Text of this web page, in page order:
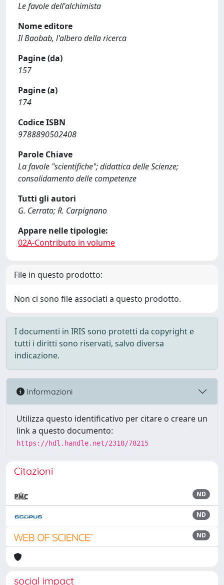
Le favole dell'alchimista
Nome editore
Il Baobab, l'albero della ricerca
Pagine (da)
157
Pagine (a)
174
Codice ISBN
9788890502408
Parole Chiave
La favole "scientifiche"; didattica delle Scienze;
consolidamento delle competenze
Tutti gli autori
G. Cerrato; R. Carpignano
Appare nelle tipologie:
02A-Contributo in volume
File in questo prodotto:
Non ci sono file associati a questo prodotto.
I documenti in IRIS sono protetti da copyright e
tutti i diritti sono riservati, salvo diversa
indicazione.
Informazioni
Utilizza questo identificativo per citare o creare un
link a questo documento:
https://hdl.handle.net/2318/78215
Citazioni
ND
ND
ND
social impact